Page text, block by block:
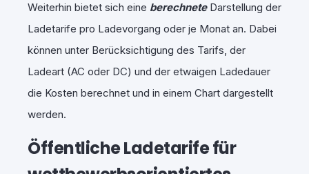
Weiterhin bietet sich eine berechnete Darstellung der
Ladetarife pro Ladevorgang oder je Monat an. Dabei
können unter Berücksichtigung des Tarifs, der
Ladeart (AC oder DC) und der etwaigen Ladedauer
die Kosten berechnet und in einem Chart dargestellt
werden.
Öffentliche Ladetarife für